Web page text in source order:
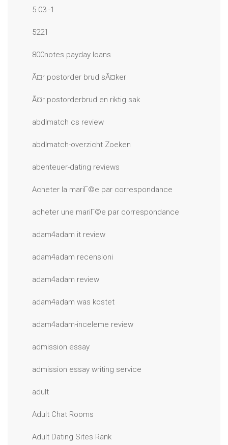
5.03 -1
5221
800notes payday loans
Ã¤r postorder brud sÃ¤ker
Ã¤r postorderbrud en riktig sak
abdlmatch cs review
abdlmatch-overzicht Zoeken
abenteuer-dating reviews
Acheter la mariГ©e par correspondance
acheter une mariГ©e par correspondance
adam4adam it review
adam4adam recensioni
adam4adam review
adam4adam was kostet
adam4adam-inceleme review
admission essay
admission essay writing service
adult
Adult Chat Rooms
Adult Dating Sites Rank